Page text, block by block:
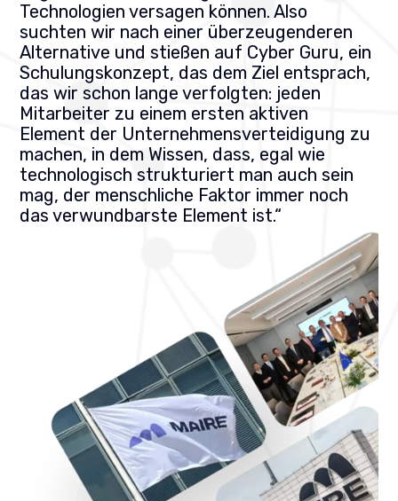
Technologien versagen können. Also
suchten wir nach einer überzeugenderen
Alternative und stießen auf Cyber Guru, ein
Schulungskonzept, das dem Ziel entsprach,
das wir schon lange verfolgten: jeden
Mitarbeiter zu einem ersten aktiven
Element der Unternehmensverteidigung zu
machen, in dem Wissen, dass, egal wie
technologisch strukturiert man auch sein
mag, der menschliche Faktor immer noch
das verwundbarste Element ist.“